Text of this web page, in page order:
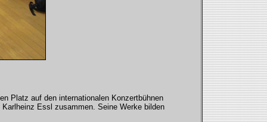
Platz auf den internationalen Konzertbühnen
Essl zusammen. Seine Werke bilden